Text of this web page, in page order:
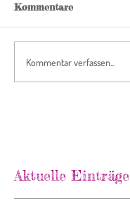
Kommentare
Kommentar verfassen...
Aktuelle Einträge